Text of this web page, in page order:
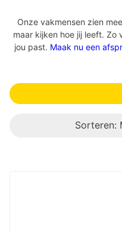
Onze vakmensen zien
maar kijken hoe jij leeft. Zo
jou past. Maak nu een
Sorteren: